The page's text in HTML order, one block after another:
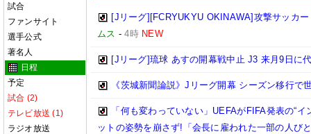
試合
ファンサイト
選手公式
著名人
日程
予定
試合 (2)
テレビ放送 (1)
ラジオ放送
[Jリーグ][FCRYUKYU OKINAWA]攻撃サッカ
ムス -4時 NEW
[Jリーグ]琉球 あすの開幕戦中止 J3 来月9日に
《茨城新聞論説》Jリーグ開幕 シーズン移行で
「何も変わっていない」UEFAがFIFA発表の“
ットの姿勢を崩さず!「会長に雇われた一部の人び